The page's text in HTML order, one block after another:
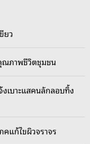
ยว
ภาพชีวิตชุมชน
เบาะแสคนลักลอบทิ้ง
แก้ไขผิวจราจร